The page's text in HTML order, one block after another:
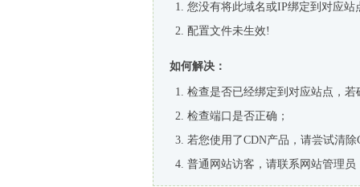
您没有将此域名或IP绑定到对应站
配置文件未生效!
如何解决：
检查是否已经绑定到对应站点，
检查端口是否正确；
若您使用了CDN产品，请尝试清除
普通网站访客，请联系网站管理员